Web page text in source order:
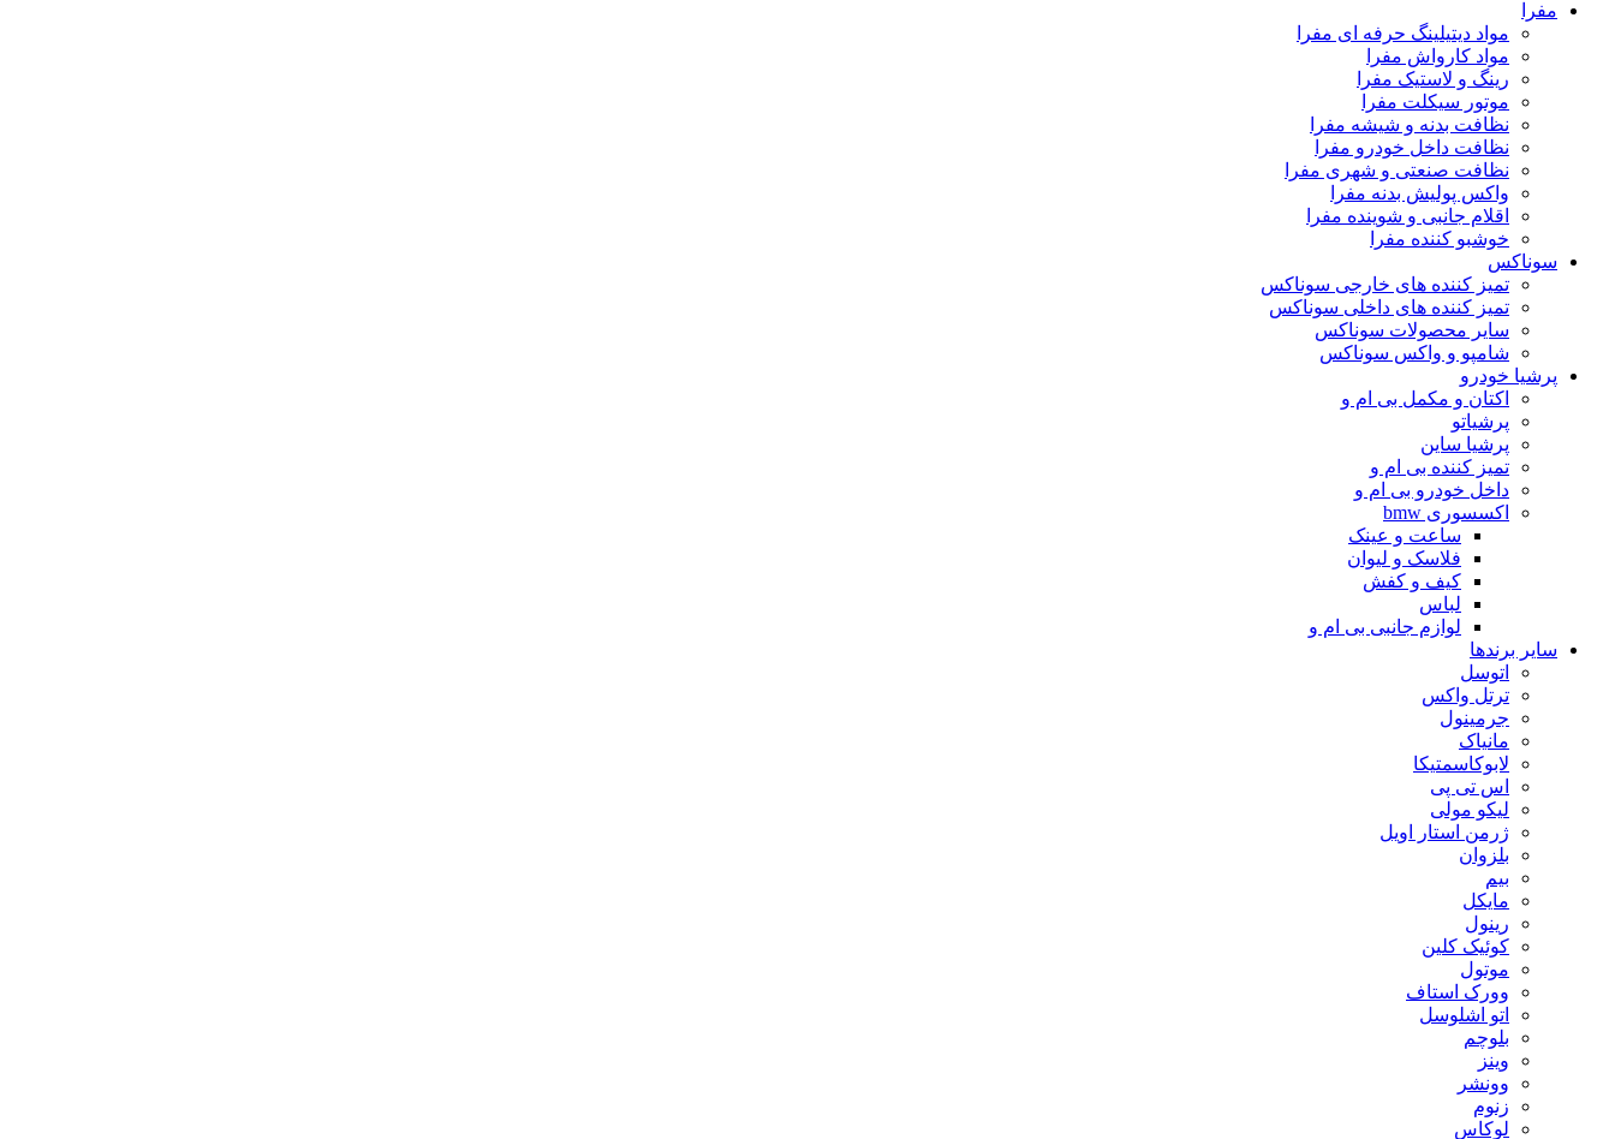
مفرا
مواد دیتیلینگ حرفه ای مفرا
مواد کارواش مفرا
رینگ و لاستیک مفرا
موتور سیکلت مفرا
نظافت بدنه و شیشه مفرا
نظافت داخل خودرو مفرا
نظافت صنعتی و شهری مفرا
واکس پولیش بدنه مفرا
اقلام جانبی و شوینده مفرا
خوشبو کننده مفرا
سوناکس
تمیز کننده های خارجی سوناکس
تمیز کننده های داخلی سوناکس
سایر محصولات سوناکس
شامپو و واکس سوناکس
پرشیا خودرو
اکتان و مکمل بی ام و
پرشیاتو
پرشیا ساین
تمیز کننده بی ام و
داخل خودرو بی ام و
اکسسوری bmw
ساعت و عینک
فلاسک و لیوان
کیف و کفش
لباس
لوازم جانبی بی ام و
سایر برندها
اتوسل
ترتل واکس
جرمینول
مانیاک
لابوکاسمتیکا
اس تی پی
لیکو مولی
ژرمن استار اویل
بلزوان
بیم
مایکل
رینول
کوئیک کلین
موتول
وورک استاف
اتو اشلوسل
بلوچم
وینز
وونشر
زنوم
لوکاس